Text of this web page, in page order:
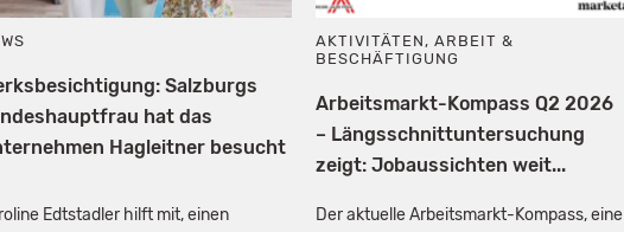
Salzburgs
hat das
Hagleitner besucht
Edtstadler hilft mit, einen
AKTIVITÄTEN ,ARBEIT &
BESCHÄFTIGUNG
Arbeitsmarkt-Kompass Q2 2026
– Längsschnittuntersuchung
zeigt: Jobaussichten weit...
Der aktuelle Arbeitsmarkt-Kompass, eine